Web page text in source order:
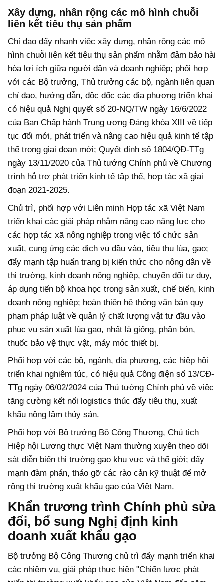
Xây dựng, nhân rộng các mô hình chuỗi
liên kết tiêu thụ sản phẩm
Chỉ đạo đẩy nhanh việc xây dựng, nhân rộng các mô
hình chuỗi liên kết tiêu thụ sản phẩm nhằm đảm bảo hài
hòa lợi ích giữa người dân và doanh nghiệp; phối hợp
với các Bộ trưởng, Thủ trưởng các bộ, ngành liên quan
chỉ đạo, hướng dẫn, đôc đốc các địa phương triển khai
có hiệu quả Nghị quyết số 20-NQ/TW ngày 16/6/2022
của Ban Chấp hành Trung ương Đảng khóa XIII về tiếp
tục đổi mới, phát triển và nâng cao hiệu quả kinh tế tập
thể trong giai đoạn mới; Quyết định số 1804/QĐ-TTg
ngày 13/11/2020 của Thủ tướng Chính phủ về Chương
trình hỗ trợ phát triển kinh tế tập thể, hợp tác xã giai
đoạn 2021-2025.
Chủ trì, phối hợp với Liên minh Hợp tác xã Việt Nam
triển khai các giải pháp nhằm nâng cao năng lực cho
các hợp tác xã nông nghiệp trong việc tổ chức sản
xuất, cung ứng các dịch vụ đầu vào, tiêu thụ lúa, gạo;
đẩy mạnh tập huấn trang bị kiến thức cho nông dân về
thị trường, kinh doanh nông nghiệp, chuyển đổi tư duy,
áp dụng tiến bộ khoa học trong sản xuất, chế biến, kinh
doanh nông nghiệp; hoàn thiện hệ thống văn bản quy
phạm pháp luật về quản lý chất lượng vật tư đầu vào
phục vụ sản xuất lúa gạo, nhất là giống, phân bón,
thuốc bảo vệ thực vật, máy móc thiết bị.
Phối hợp với các bộ, ngành, địa phương, các hiệp hội
triển khai nghiêm túc, có hiệu quả Công điện số 13/CĐ-
TTg ngày 06/02/2024 của Thủ tướng Chính phủ về việc
tăng cường kết nối logistics thúc đẩy tiêu thụ, xuất
khẩu nông lâm thủy sản.
Phối hợp với Bộ trưởng Bộ Công Thương, Chủ tịch
Hiệp hội Lương thực Việt Nam thường xuyên theo dõi
sát diễn biến thị trường gạo khu vực và thế giới; đẩy
mạnh đàm phán, tháo gỡ các rào cản kỹ thuật để mở
rộng thị trường xuất khẩu gạo của Việt Nam.
Khẩn trương trình Chính phủ sửa
đổi, bổ sung Nghị định kinh
doanh xuất khẩu gạo
Bộ trưởng Bộ Công Thương chủ trì đẩy mạnh triển khai
các nhiệm vụ, giải pháp thực hiện "Chiến lược phát